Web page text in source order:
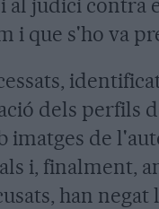
al judici contra
i que s'ho va
dels perfils
imatges de
i, finalment,
han